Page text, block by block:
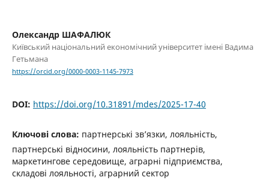
Олександр ШАФАЛЮК
Київський національний економічний університет імені Вадима
Гетьмана
https://orcid.org/0000-0003-1145-7973
DOI: https://doi.org/10.31891/mdes/2025-17-40
Ключові слова: партнерські зв’язки, лояльність,
партнерські відносини, лояльність партнерів,
маркетингове середовище, аграрні підприємства,
складові лояльності, аграрний сектор